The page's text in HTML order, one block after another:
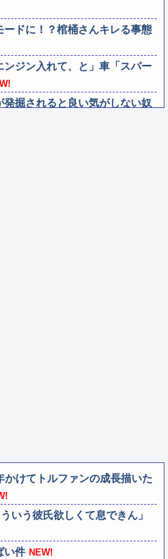
ードに！？棺桶さんキレる事態
ンジン入れて、と」車「スパー
掘されると良い気がしない奴
かけてトルファンの成長描いた
いう彼氏欲しくて息できん」
い件 NEW!